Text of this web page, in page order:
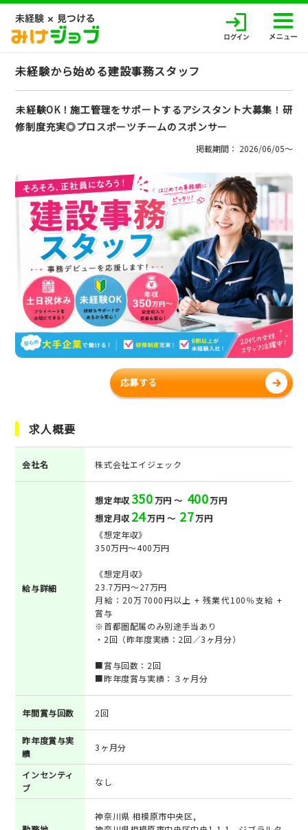
未経験から始める建設事務スタッフ
未経験OK！施工管理をサポートするアシスタント大募集！研
修制度充実◎プロスポーツチームのスポンサー
掲載期間： 2026/06/05〜
応募する
求人概要
会社名 株式会社エイジェック
給与詳細
想定年収350万円 ～ 400万円
想定月収 24万円 ～ 27万円
《想定年収》
350万円～400万円
《想定月収》
23.7万円～27万円
月給：20万7000円以上 + 残業代100％支給 +
賞与
※首都圏配属のみ別途手当あり
・2回（昨年度実績：2回／3ヶ月分）
■賞与回数：2回
■昨年度賞与実績：３ヶ月分
年間賞与回数 2回
昨年度賞与実
績
3ヶ月分
インセンティ
ブ
なし
神奈川県 相模原市中央区,